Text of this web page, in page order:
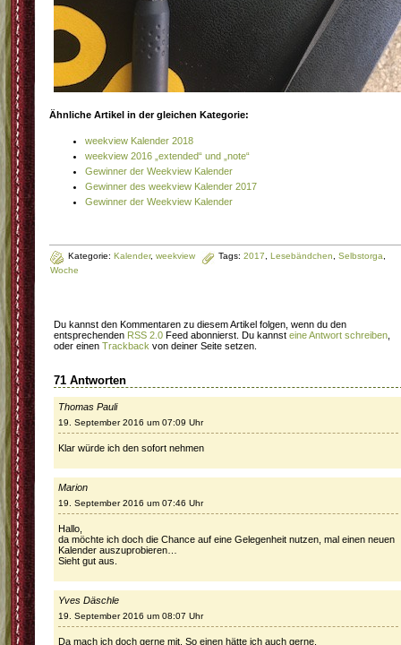
Ähnliche Artikel in der gleichen Kategorie:
weekview Kalender 2018
weekview 2016 „extended“ und „note“
Gewinner der Weekview Kalender
Gewinner des weekview Kalender 2017
Gewinner der Weekview Kalender
Kategorie: Kalender, weekview Tags: 2017 Lesebändchen Selbstorga
Woche
Du kannst den Kommentaren zu diesem Artikel folgen, wenn du den
entsprechenden RSS 2.0 Feed abonnierst. Du kannst eine Antwort schreiben
oder einen Trackback von deiner Seite setzen.
71 Antworten
Thomas Pauli
19. September 2016 um 07:09 Uhr
Klar würde ich den sofort nehmen
Marion
19. September 2016 um 07:46 Uhr
Hallo,
da möchte ich doch die Chance auf eine Gelegenheit nutzen, mal einen neuen
Kalender auszuprobieren…
Sieht gut aus.
Yves Däschle
19. September 2016 um 08:07 Uhr
Da mach ich doch gerne mit. So einen hätte ich auch gerne.